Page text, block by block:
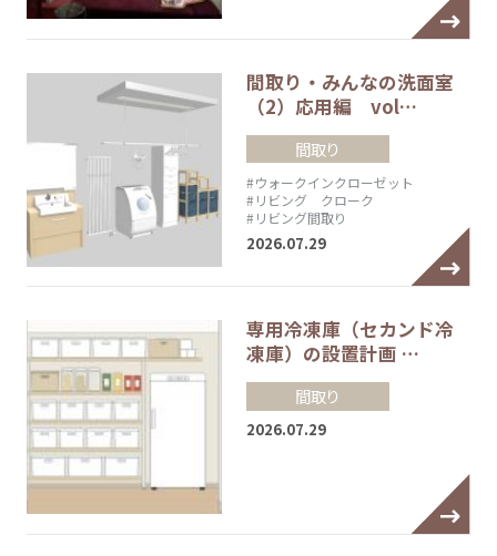
間取り・みんなの洗面室
（2）応用編 vol…
間取り
#ウォークインクローゼット
#リビング クローク
#リビング間取り
2026.07.29
専用冷凍庫（セカンド冷
凍庫）の設置計画 …
間取り
2026.07.29